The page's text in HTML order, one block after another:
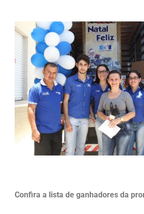
Confira a lista de ganhadores da